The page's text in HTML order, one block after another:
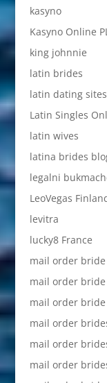
kasyno
Kasyno Online
king johnnie
latin brides
latin dating sites
Latin Singles
latin wives
latina brides
legalni
LeoVegas
levitra
lucky8 France
mail order bride
mail order bride
mail order bride
mail order
mail order
mail order